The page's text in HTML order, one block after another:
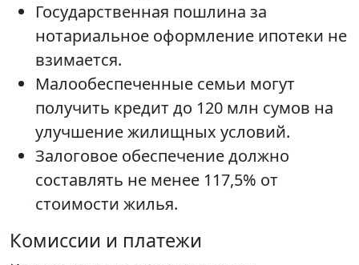
Государственная пошлина за
нотариальное оформление ипотеки не
взимается.
Малообеспеченные семьи могут
получить кредит до 120 млн сумов на
улучшение жилищных условий.
Залоговое обеспечение должно
составлять не менее 117,5% от
стоимости жилья.
Комиссии и платежи